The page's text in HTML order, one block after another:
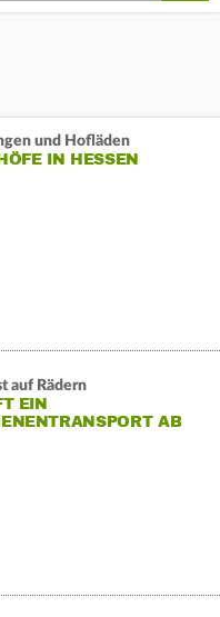
und Hofläden
IN HESSEN
auf Rädern
EIN
AB